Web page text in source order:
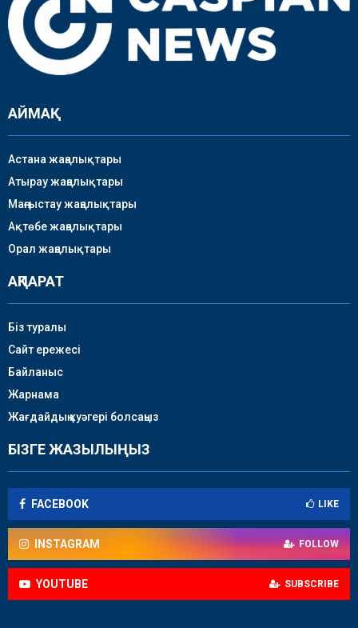
АЙМАҚ
Астана жаңалықтары
Атырау жаңалықтары
Маңғыстау жаңалықтары
Ақтөбе жаңалықтары
Орал жаңалықтары
АҚПАРАТ
Біз туралы
Сайт ережесі
Байланыс
Жарнама
Жағдайдың куәгері болсаңыз
БІЗГЕ ЖАЗЫЛЫҢЫЗ
FACEBOOK LIKE
INSTAGRAM FOLLOW
YOUTUBE SUBSCRIBE